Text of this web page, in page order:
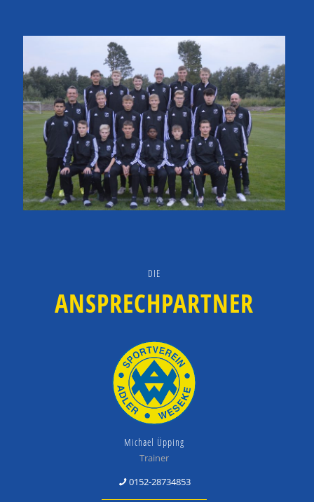
DIE
ANSPRECHPARTNER
Michael Üpping
Trainer
0152-28734853